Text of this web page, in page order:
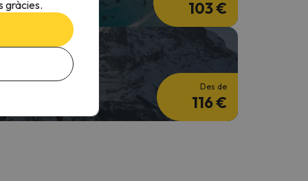
103 €
al març
nits + 2 Dies de forfait
Des de
116 €
gràcies.